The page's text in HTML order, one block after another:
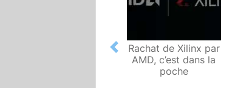
Rachat de Xilinx par
AMD, c’est dans la
poche
Previous